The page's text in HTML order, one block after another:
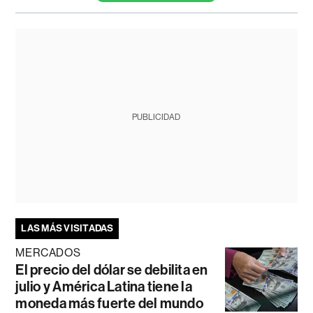
PUBLICIDAD
LAS MÁS VISITADAS
MERCADOS
El precio del dólar se debilita en
julio y América Latina tiene la
moneda más fuerte del mundo